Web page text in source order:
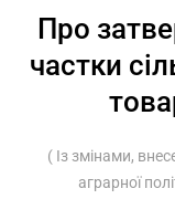
Про
частки
( Із змінами,
аграрної